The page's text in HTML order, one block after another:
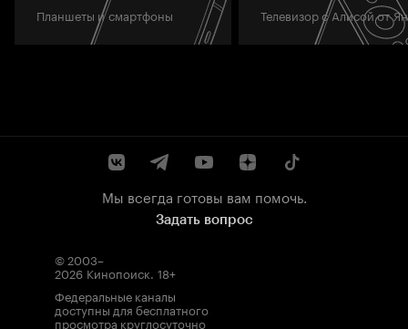
Планшеты и смартфоны Телевизор с Алисой от
Мы всегда готовы вам помочь.
Задать вопрос
© 2003–
2026 Кинопоиск. 18+
Федеральные каналы
доступны для бесплатного
просмотра круглосуточно